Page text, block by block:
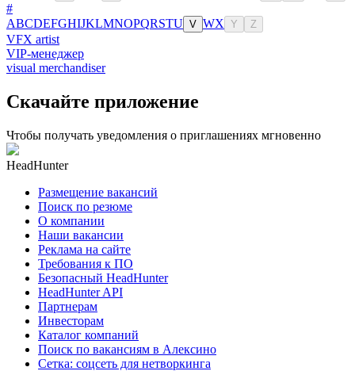
#
ABCDEFGHIJKLMNOPQRSTU V WX Y Z
VFX artist
VIP-менеджер
visual merchandiser
Скачайте приложение
Чтобы получать уведомления о приглашениях мгновенно
HeadHunter
Размещение вакансий
Поиск по резюме
О компании
Наши вакансии
Реклама на сайте
Требования к ПО
Безопасный HeadHunter
HeadHunter API
Партнерам
Инвесторам
Каталог компаний
Поиск по вакансиям в Алексино
Сетка: соцсеть для нетворкинга